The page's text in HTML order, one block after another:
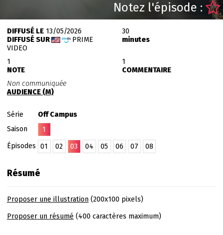
Notez l'épisode :
DIFFUSÉ LE13/05/2026
DIFFUSÉ SUR
PRIME
VIDEO
30
minutes
1
NOTE
1
COMMENTAIRE
Non communiquée
AUDIENCE (M)
Série
Off Campus
Saison
1
Épisodes
01 02 03 04 05 06 07 08
Résumé
Proposer une illustration(200x100 pixels)
Proposer un résumé (400 caractères maximum)